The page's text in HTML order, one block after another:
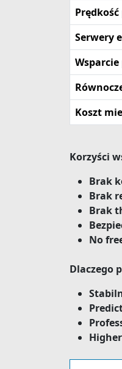
Serwery
Koszt
Korzyści
Brak
Brak
Brak
No
Dlaczego